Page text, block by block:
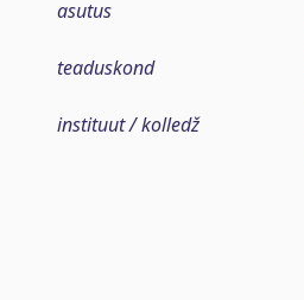
asutus
teaduskond
instituut / kolledž